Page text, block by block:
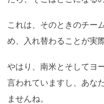
これは、そのときのチー
め、入れ替わることが実
やはり、南米とそしてヨ
言われていますし、あな
ませんね。